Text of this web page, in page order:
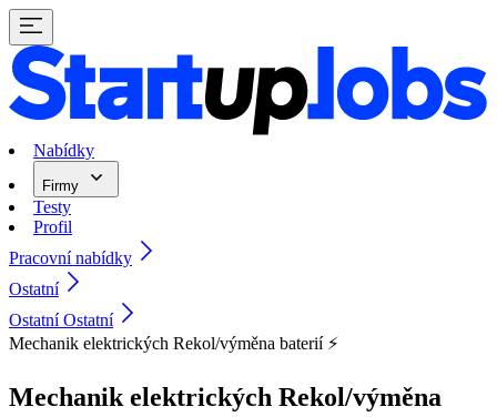
Nabídky
Firmy
Testy
Profil
Pracovní nabídky
Ostatní
Ostatní Ostatní
Mechanik elektrických Rekol/výměna baterií ⚡
Mechanik elektrických Rekol/výměna